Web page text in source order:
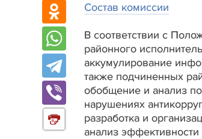
Состав комиссии
В соответствии с
районного
аккумулирование
также подчиненных
обобщение и анализ
нарушениях
разработка и
анализ